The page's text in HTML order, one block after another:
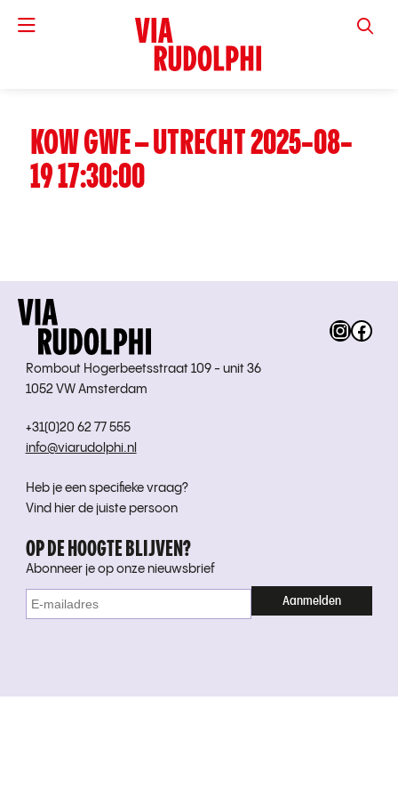
VIA
KOW GWE – UTRECHT 2025-08-
19 17:30:00
Rombout Hogerbeetsstraat 109 - unit 36
1052 VW Amsterdam
+31(0)20 62 77 555
info@viarudolphi.nl
Heb je een specifieke vraag?
Vind hier de juiste persoon
OP DE HOOGTE BLIJVEN?
Abonneer je op onze nieuwsbrief